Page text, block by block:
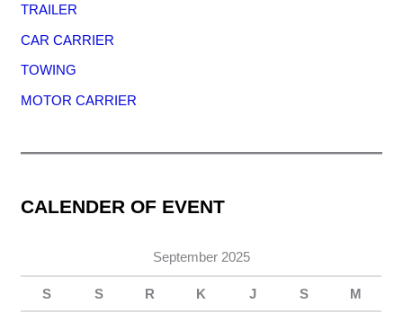
TRAILER
CAR CARRIER
TOWING
MOTOR CARRIER
CALENDER OF EVENT
September 2025
S S R K J S M